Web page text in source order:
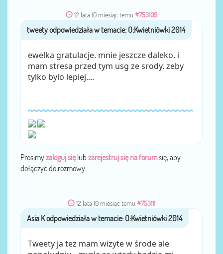
12 lata 10 miesiąc temu #753109
przeztweety
ewelka gratulacje. mnie jeszcze daleko. i
mam stresa przed tym usg ze srody. zeby
tylko bylo lepiej....
Prosimyzaloguj sięlub zarejestruj się na forumsię, aby
dołączyć do rozmowy.
12 lata 10 miesiąc temu #753111
przezAsia K
Tweety ja tez mam wizyte w środe ale